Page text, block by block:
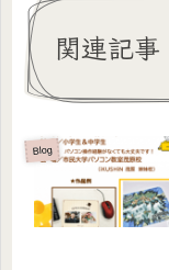
関連記事
Blog